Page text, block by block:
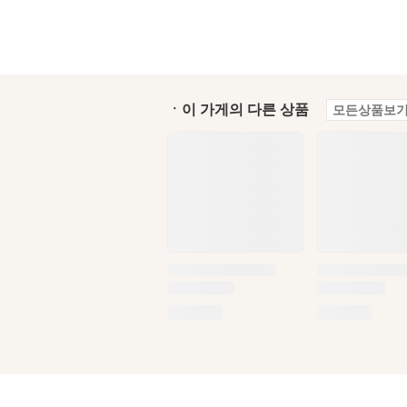
ㆍ이 가게의 다른 상품 모든상품보